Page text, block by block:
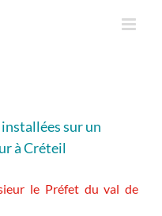
sur un
à Créteil
le Préfet du val de